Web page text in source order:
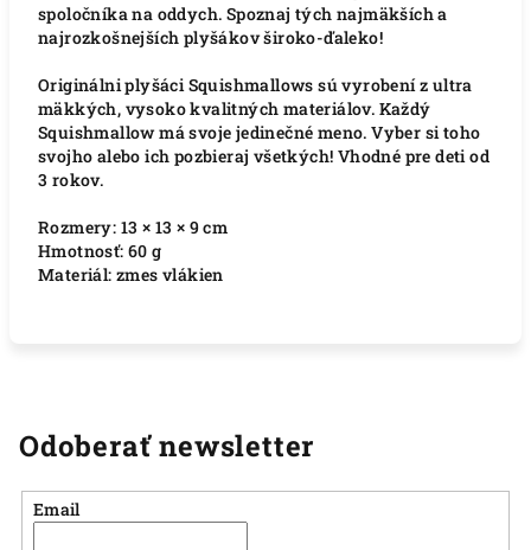
spoločníka na oddych. Spoznaj tých najmäkších a
najrozkošnejších plyšákov široko-ďaleko!
Originálni plyšáci Squishmallows sú vyrobení z ultra
mäkkých, vysoko kvalitných materiálov. Každý
Squishmallow má svoje jedinečné meno. Vyber si toho
svojho alebo ich pozbieraj všetkých! Vhodné pre deti od
3 rokov.
Rozmery: 13 × 13 × 9 cm
Hmotnosť: 60 g
Materiál: zmes vlákien
Odoberať newsletter
Email